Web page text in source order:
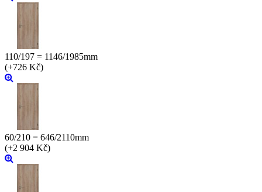
110/197 = 1146/1985mm
(+726 Kč)
60/210 = 646/2110mm
(+2 904 Kč)